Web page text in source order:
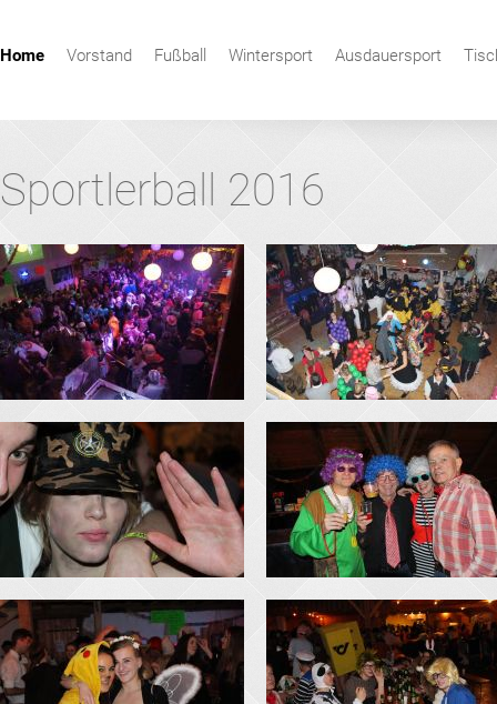
Navigation
Home Vorstand Fußball Wintersport Ausdauersport
Sportlerball 2016